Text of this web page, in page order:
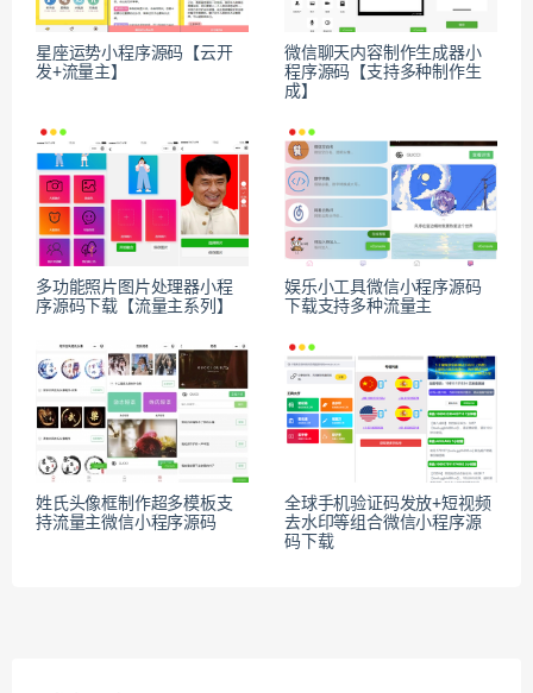
星座运势小程序源码【云开
发+流量主】
微信聊天内容制作生成器小
程序源码【支持多种制作生
成】
多功能照片图片处理器小程
序源码下载【流量主系列】
娱乐小工具微信小程序源码
下载支持多种流量主
姓氏头像框制作超多模板支
持流量主微信小程序源码
全球手机验证码发放+短视频
去水印等组合微信小程序源
码下载